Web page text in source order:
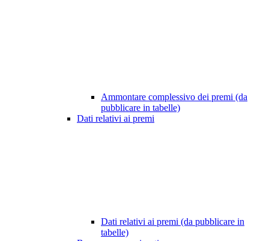
Ammontare complessivo dei premi (da
pubblicare in tabelle)
Dati relativi ai premi
Dati relativi ai premi (da pubblicare in
tabelle)